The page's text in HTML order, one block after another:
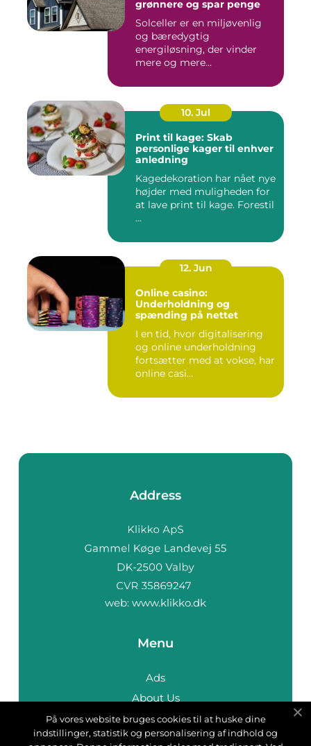
grønnere og spar penge
Solceller er en miljøvenlig
og bæredygtig
energiløsning, der vinder
mere og mere...
10. Jul
Print til kage: Skab
personlige kager til enhver
anledning
Kagedekoration har nået nye
højder med muligheden for
at lave print til kage. Forestil
...
12. Jun
Online casino:
Underholdning og
spænding på nettet
I en tid, hvor digitalisering
og online underholdning
fortsætter med at vokse, har
online casi...
Address
web: www.klikko.dk
Menu
Ads
About Us
Cookies
Contact
På vores website bruges cookies til at huske dine
indstillinger, statistik og personalisering af indhold og